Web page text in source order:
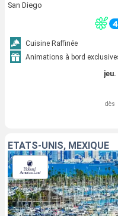
San Diego
Cuisine Raffinée
Animations à bord
jeu.
dès
ÉTATS-UNIS, MEXIQUE